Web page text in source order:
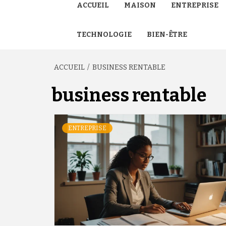
ACCUEIL MAISON ENTREPRISE
TECHNOLOGIE BIEN-ÊTRE
ACCUEIL BUSINESS RENTABLE
business rentable
ENTREPRISE